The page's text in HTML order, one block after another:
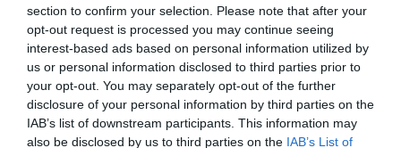
section to confirm your selection. Please note that after your
opt-out request is processed you may continue seeing
interest-based ads based on personal information utilized by
us or personal information disclosed to third parties prior to
your opt-out. You may separately opt-out of the further
disclosure of your personal information by third parties on the
IAB’s list of downstream participants. This information may
also be disclosed by us to third parties on the IAB’s List of
Ο Γιάννης Αλαφούζος «τέλειωσε» τον
Κωνσταντίνο Ζούλα από τον ΣΚΑΪ – Ο λόγος της
απομάκρυνσής του